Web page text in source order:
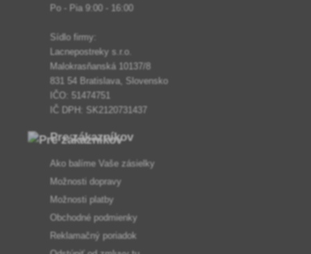
Po - Pia 9:00 - 16:00
Sídlo firmy:
Lacnepostreky s.r.o.
Malokrasňanská 10137/8
831 54 Bratislava, Slovensko
IČO: 51474751
IČ DPH: SK2120731437
Pre zákazníkov
Ako balíme Vaše zásielky
Možnosti dopravy
Možnosti platby
Obchodné podmienky
Reklamačný poriadok